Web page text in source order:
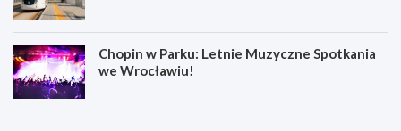
Chopin w Parku: Letnie Muzyczne Spotkania
we Wrocławiu!
W
M